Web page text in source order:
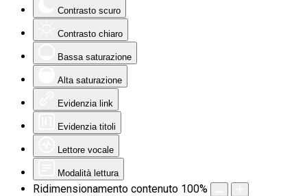
Contrasto scuro
Contrasto chiaro
Bassa saturazione
Alta saturazione
Evidenzia link
Evidenzia titoli
Lettore vocale
Modalità lettura
Ridimensionamento contenuto 100%